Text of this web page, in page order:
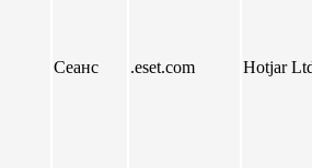
Сеанс .eset.com Hotjar